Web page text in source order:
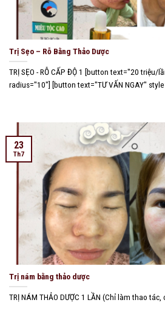
Trị Sẹo – Rỗ Bằng Thảo Dược
TRỊ SẸO - RỖ CẤP ĐỘ 1 [button text="20 triệu/
radius="10"] [button text="TƯ VẤN NGAY"
Trị nám bằng thảo dược
TRỊ NÁM THẢO DƯỢC 1 LẦN (Chỉ làm thao
23
Th7